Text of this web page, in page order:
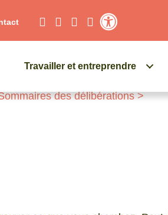
Travailler et entreprendre
des délibérations>